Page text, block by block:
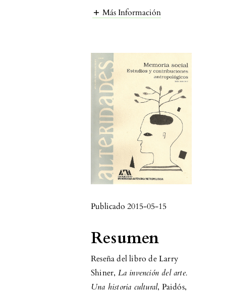
Más Información
Publicado 2015-05-15
Resumen
Reseña del libro de Larry
Shiner, La invención del arte.
Una historia cultural, Paidós,